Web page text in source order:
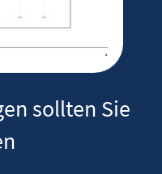
sollten Sie